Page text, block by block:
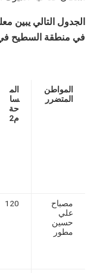
الجدول التالي يبين
في منطقة السطيح في
المواطن
المتضرر
الم
سا
حة
م2
مصباح
علي
حسين
مطور
120